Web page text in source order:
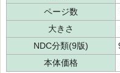
ページ数
大きさ
NDC分類(9版)
本体価格